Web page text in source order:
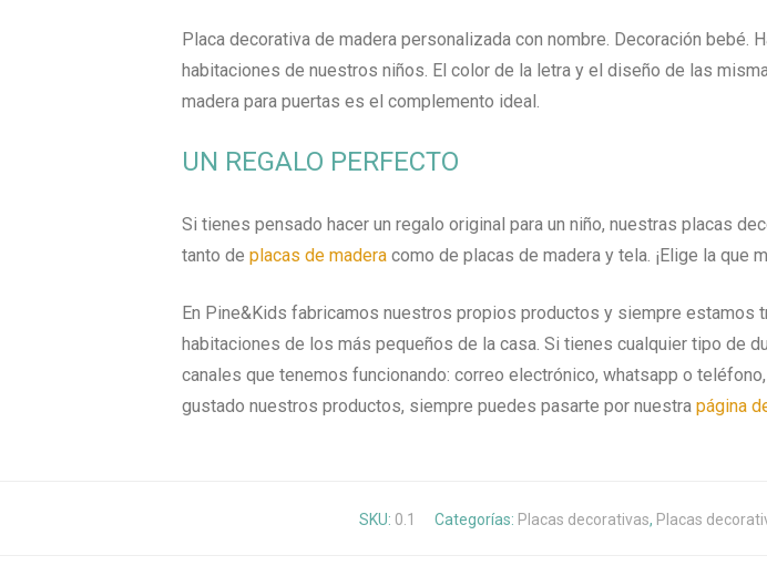
Placa decorativa de madera personalizada con nombre. Decoración bebé.
habitaciones de nuestros niños. El color de la letra y el diseño de las
madera para puertas es el complemento ideal.
UN REGALO PERFECTO
Si tienes pensado hacer un regalo original para un niño, nuestras placas
tanto de placas de madera como de placas de madera y tela. ¡Elige la que
En Pine&Kids fabricamos nuestros propios productos y siempre estamos
habitaciones de los más pequeños de la casa. Si tienes cualquier tipo de
canales que tenemos funcionando: correo electrónico, whatsapp o
gustado nuestros productos, siempre puedes pasarte por nuestra página
SKU: 0.1 Categorías: Placas decorativas, Placas